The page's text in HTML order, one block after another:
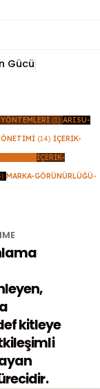
Gücü
(1) ARISU-
(14) İÇERIK-
İÇERIK-
MARKA-GÖRÜNÜRLÜĞÜ-
kitleye